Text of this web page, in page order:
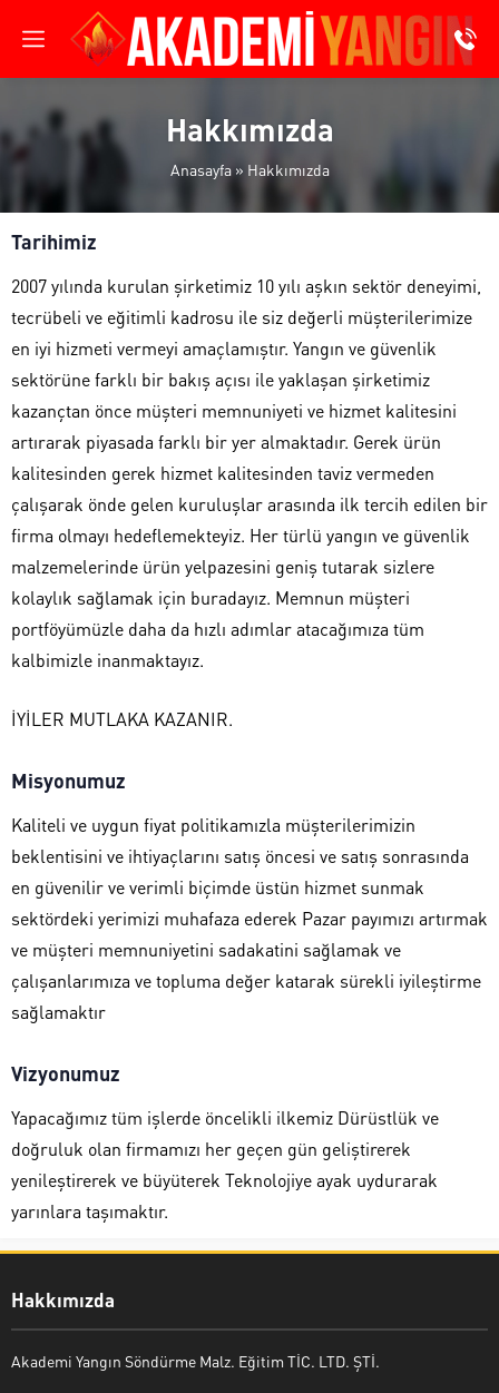
Hakkımızda
Anasayfa» Hakkımızda
Tarihimiz
2007 yılında kurulan şirketimiz 10 yılı aşkın sektör deneyimi,
tecrübeli ve eğitimli kadrosu ile siz değerli müşterilerimize
en iyi hizmeti vermeyi amaçlamıştır. Yangın ve güvenlik
sektörüne farklı bir bakış açısı ile yaklaşan şirketimiz
kazançtan önce müşteri memnuniyeti ve hizmet kalitesini
artırarak piyasada farklı bir yer almaktadır. Gerek ürün
kalitesinden gerek hizmet kalitesinden taviz vermeden
çalışarak önde gelen kuruluşlar arasında ilk tercih edilen bir
firma olmayı hedeflemekteyiz. Her türlü yangın ve güvenlik
malzemelerinde ürün yelpazesini geniş tutarak sizlere
kolaylık sağlamak için buradayız. Memnun müşteri
portföyümüzle daha da hızlı adımlar atacağımıza tüm
kalbimizle inanmaktayız.
İYİLER MUTLAKA KAZANIR.
Misyonumuz
Kaliteli ve uygun fiyat politikamızla müşterilerimizin
beklentisini ve ihtiyaçlarını satış öncesi ve satış sonrasında
en güvenilir ve verimli biçimde üstün hizmet sunmak
sektördeki yerimizi muhafaza ederek Pazar payımızı artırmak
ve müşteri memnuniyetini sadakatini sağlamak ve
çalışanlarımıza ve topluma değer katarak sürekli iyileştirme
sağlamaktır
Vizyonumuz
Yapacağımız tüm işlerde öncelikli ilkemiz Dürüstlük ve
doğruluk olan firmamızı her geçen gün geliştirerek
yenileştirerek ve büyüterek Teknolojiye ayak uydurarak
yarınlara taşımaktır.
Hakkımızda
Akademi Yangın Söndürme Malz. Eğitim TİC. LTD. ŞTİ.